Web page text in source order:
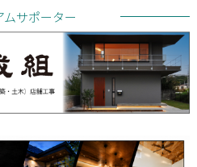
ムサポーター